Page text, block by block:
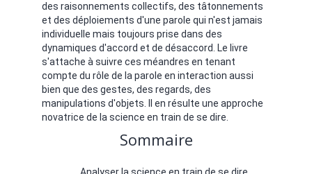
des raisonnements collectifs, des tâtonnements
et des déploiements d'une parole qui n'est jamais
individuelle mais toujours prise dans des
dynamiques d'accord et de désaccord. Le livre
s'attache à suivre ces méandres en tenant
compte du rôle de la parole en interaction aussi
bien que des gestes, des regards, des
manipulations d'objets. Il en résulte une approche
novatrice de la science en train de se dire.
Sommaire